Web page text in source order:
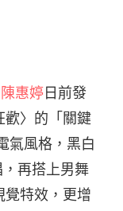
陳惠婷日前發
歡〉的「關鍵
氣風格，黑白
再搭上男舞
覺特效，更增